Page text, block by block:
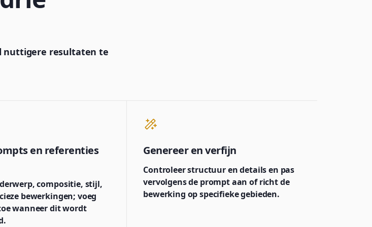
nuttigere resultaten te
en referenties
compositie, stijl,
bewerkingen; voeg
wanneer dit wordt
Genereer en verfijn
Controleer structuur en details en pas
vervolgens de prompt aan of richt de
bewerking op specifieke gebieden.